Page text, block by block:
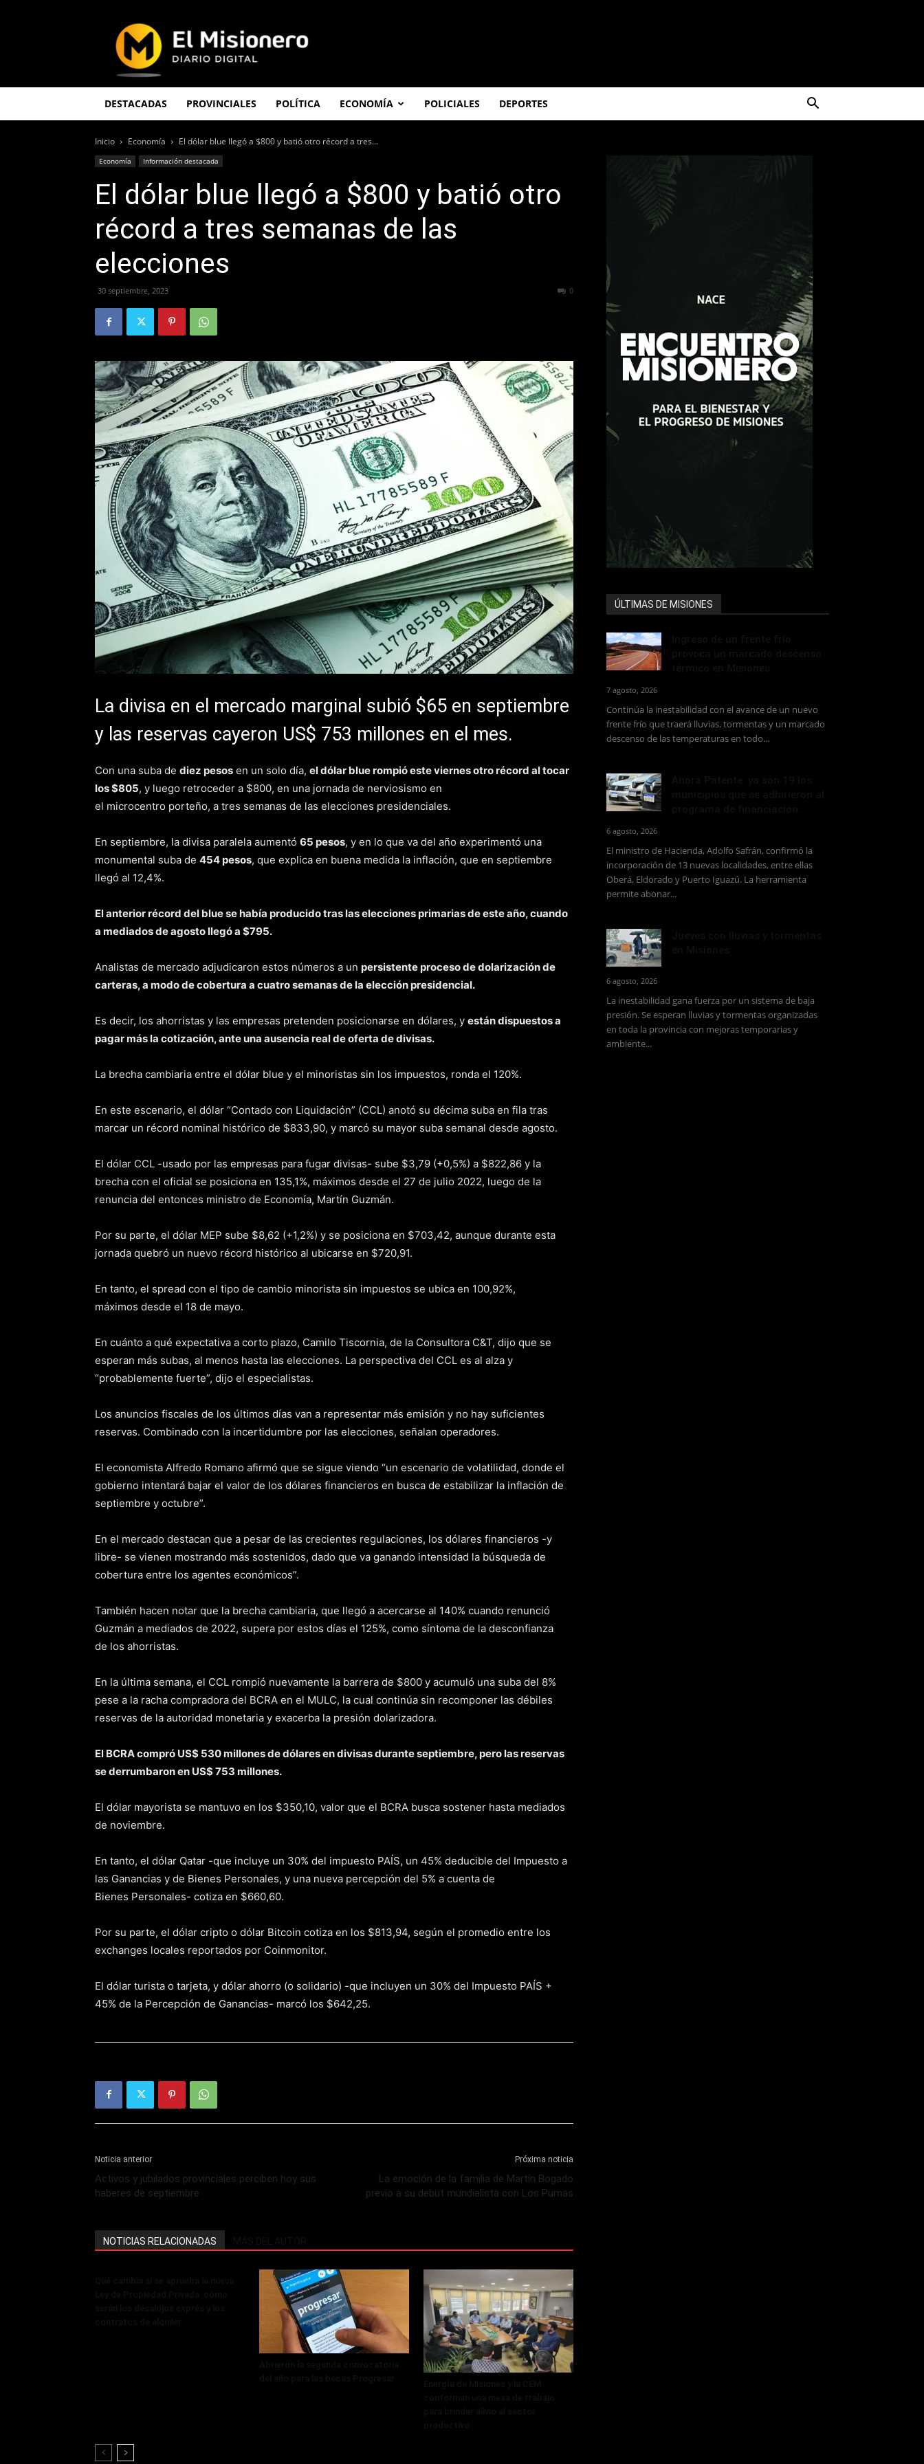
Misionero
DESTACADAS PROVINCIALES POLÍTICA ECONOMÍA POLICIALES DEPORTES
Inicio Economía El dólar blue llegó a $800 y batió otro récord a tres...
Economía Información destacada
El dólar blue llegó a $800 y batió otro
récord a tres semanas de las
elecciones
30 septiembre, 2023 0
La divisa en el mercado marginal subió $65 en septiembre
y las reservas cayeron US$ 753 millones en el mes.
Con una suba de diez pesos en un solo día, el dólar blue rompió este viernes otro récord al tocar
los $805, y luego retroceder a $800, en una jornada de nerviosismo en
el microcentro porteño, a tres semanas de las elecciones presidenciales.
En septiembre, la divisa paralela aumentó 65 pesos, y en lo que va del año experimentó una
monumental suba de 454 pesos, que explica en buena medida la inflación, que en septiembre
llegó al 12,4%.
El anterior récord del blue se había producido tras las elecciones primarias de este año, cuando
a mediados de agosto llegó a $795.
Analistas de mercado adjudicaron estos números a un persistente proceso de dolarización de
carteras, a modo de cobertura a cuatro semanas de la elección presidencial.
Es decir, los ahorristas y las empresas pretenden posicionarse en dólares, y están dispuestos a
pagar más la cotización, ante una ausencia real de oferta de divisas.
La brecha cambiaria entre el dólar blue y el minoristas sin los impuestos, ronda el 120%.
En este escenario, el dólar “Contado con Liquidación” (CCL) anotó su décima suba en fila tras
marcar un récord nominal histórico de $833,90, y marcó su mayor suba semanal desde agosto.
El dólar CCL -usado por las empresas para fugar divisas- sube $3,79 (+0,5%) a $822,86 y la
brecha con el oficial se posiciona en 135,1%, máximos desde el 27 de julio 2022, luego de la
renuncia del entonces ministro de Economía, Martín Guzmán.
Por su parte, el dólar MEP sube $8,62 (+1,2%) y se posiciona en $703,42, aunque durante esta
jornada quebró un nuevo récord histórico al ubicarse en $720,91.
En tanto, el spread con el tipo de cambio minorista sin impuestos se ubica en 100,92%,
máximos desde el 18 de mayo.
En cuánto a qué expectativa a corto plazo, Camilo Tiscornia, de la Consultora C&T, dijo que se
esperan más subas, al menos hasta las elecciones. La perspectiva del CCL es al alza y
“probablemente fuerte”, dijo el especialistas.
Los anuncios fiscales de los últimos días van a representar más emisión y no hay suficientes
reservas. Combinado con la incertidumbre por las elecciones, señalan operadores.
El economista Alfredo Romano afirmó que se sigue viendo “un escenario de volatilidad, donde el
gobierno intentará bajar el valor de los dólares financieros en busca de estabilizar la inflación de
septiembre y octubre”.
En el mercado destacan que a pesar de las crecientes regulaciones, los dólares financieros -y
libre- se vienen mostrando más sostenidos, dado que va ganando intensidad la búsqueda de
cobertura entre los agentes económicos”.
También hacen notar que la brecha cambiaria, que llegó a acercarse al 140% cuando renunció
Guzmán a mediados de 2022, supera por estos días el 125%, como síntoma de la desconfianza
de los ahorristas.
En la última semana, el CCL rompió nuevamente la barrera de $800 y acumuló una suba del 8%
pese a la racha compradora del BCRA en el MULC, la cual continúa sin recomponer las débiles
reservas de la autoridad monetaria y exacerba la presión dolarizadora.
El BCRA compró US$ 530 millones de dólares en divisas durante septiembre, pero las reservas
se derrumbaron en US$ 753 millones.
El dólar mayorista se mantuvo en los $350,10, valor que el BCRA busca sostener hasta mediados
de noviembre.
En tanto, el dólar Qatar -que incluye un 30% del impuesto PAÍS, un 45% deducible del Impuesto a
las Ganancias y de Bienes Personales, y una nueva percepción del 5% a cuenta de
Bienes Personales- cotiza en $660,60.
Por su parte, el dólar cripto o dólar Bitcoin cotiza en los $813,94, según el promedio entre los
exchanges locales reportados por Coinmonitor.
El dólar turista o tarjeta, y dólar ahorro (o solidario) -que incluyen un 30% del Impuesto PAÍS +
45% de la Percepción de Ganancias- marcó los $642,25.
Noticia anterior
Activos y jubilados provinciales perciben hoy sus
haberes de septiembre
Próxima noticia
La emoción de la familia de Martín Bogado
previo a su debut mundialista con Los Pumas
NOTICIAS RELACIONADAS
ÚLTIMAS DE MISIONES
7 agosto, 2026
Continúa la inestabilidad con el avance de un nuevo
frente frío que traerá lluvias, tormentas y un marcado
descenso de las temperaturas en todo...
6 agosto, 2026
El ministro de Hacienda, Adolfo Safrán, confirmó la
incorporación de 13 nuevas localidades, entre ellas
Oberá, Eldorado y Puerto Iguazú. La herramienta
permite abonar...
6 agosto, 2026
La inestabilidad gana fuerza por un sistema de baja
presión. Se esperan lluvias y tormentas organizadas
en toda la provincia con mejoras temporarias y
ambiente...